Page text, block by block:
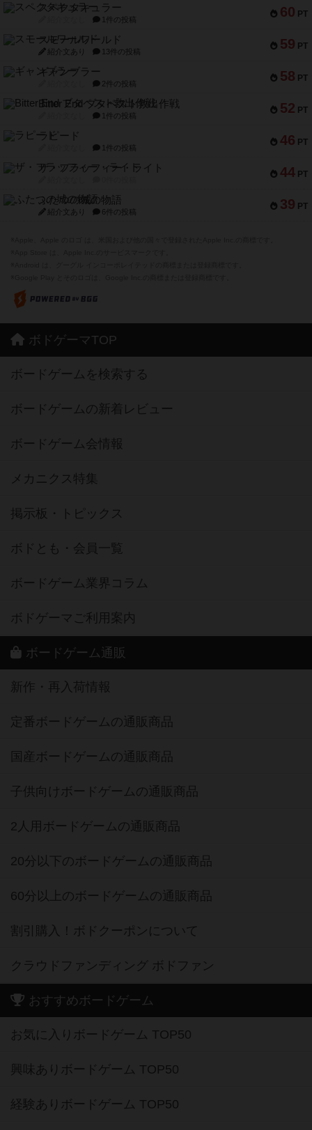
60 PT
スペクタキュラー
1件の投稿
59 PT
スモールワールド
紹介文あり 13件の投稿
58 PT
ギャンブラー
2件の投稿
52 PT
Bitter End ブタペスト救出作戦
1件の投稿
46 PT
ラピード
1件の投稿
44 PT
ザ・フラッフィー・ライト
39 PT
ふたつの城の物語
紹介文あり 6件の投稿
ボドゲーマTOP
ボードゲームを検索する
ボードゲームの新着レビュー
ボードゲーム会情報
メカニクス特集
掲示板・トピックス
ボドとも・会員一覧
ボードゲーム業界コラム
ボドゲーマご利用案内
ボードゲーム通販
新作・再入荷情報
定番ボードゲームの通販商品
国産ボードゲームの通販商品
子供向けボードゲームの通販商品
2人用ボードゲームの通販商品
20分以下のボードゲームの通販商品
60分以上のボードゲームの通販商品
割引購入！ボドクーポンについて
クラウドファンディング ボドファン
おすすめボードゲーム
お気に入りボードゲーム TOP50
興味ありボードゲーム TOP50
経験ありボードゲーム TOP50